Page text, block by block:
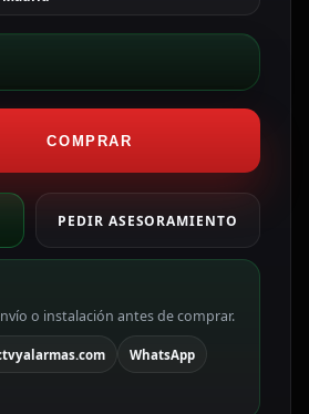
COMPRAR
PEDIR ASESORAMIENTO
o instalación antes de comprar.
WhatsApp